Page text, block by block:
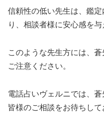
信頼性の低い先生は、鑑
り、相談者様に安心感を与
このような先生方には、
ご注意ください。
電話占いヴェルニでは、
皆様のご相談をお待ちして